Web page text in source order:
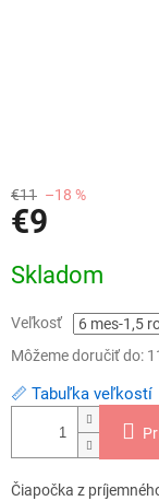
€11 –18 %
€9
cena:
Skladom
Veľkosť
Môžeme doručiť do:
📏 Tabuľka veľkostí
Čiapočka z